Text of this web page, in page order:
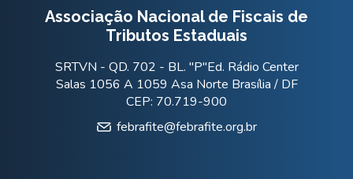
Associação Nacional de Fiscais de
Tributos Estaduais
SRTVN - QD. 702 - BL. "P"Ed. Rádio Center
Salas 1056 A 1059 Asa Norte Brasília / DF
CEP: 70.719-900
febrafite@febrafite.org.br